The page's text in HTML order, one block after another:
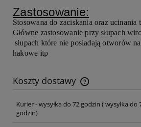
Zastosowanie:
Stosowana do zaciskania oraz ucinania
Główne zastosowanie przy słupach
słupach które nie posiadają otworów
hakowe itp
Koszty dostawy
Cena nie zawiera ewentualnych kosztów
Kurier - wysyłka do 72 godzin ( wysyłka do
godzin)